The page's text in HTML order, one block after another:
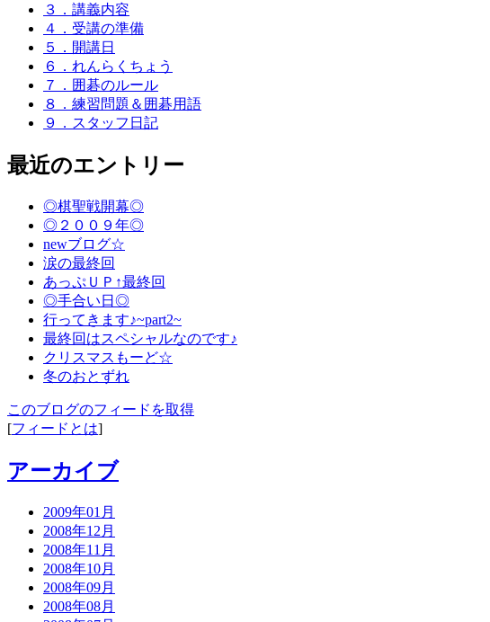
３．講義内容
４．受講の準備
５．開講日
６．れんらくちょう
７．囲碁のルール
８．練習問題＆囲碁用語
９．スタッフ日記
最近のエントリー
◎棋聖戦開幕◎
◎２００９年◎
newブログ☆
涙の最終回
あっぷＵＰ↑最終回
◎手合い日◎
行ってきます♪~part2~
最終回はスペシャルなのです♪
クリスマスもーど☆
冬のおとずれ
このブログのフィードを取得
[フィードとは]
アーカイブ
2009年01月
2008年12月
2008年11月
2008年10月
2008年09月
2008年08月